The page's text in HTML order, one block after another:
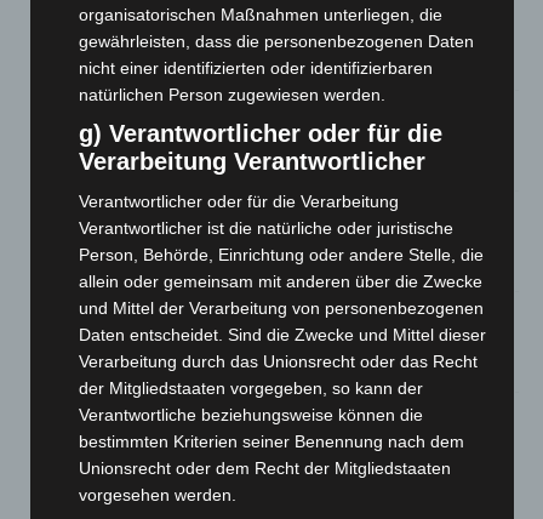
Hannover: Erste Tigermücken-Population in Niedersachsen
entdeckt
7. August 2026
eingedämmt
6. August 2026
Region Hannover: 21 neue Notfallsanitäter starten beim
Roten Kreuz
5. August 2026
Mann läuft mit Hockeyschläger über A7 – Polizei sucht
Zeugen
5. August 2026
Celle: Mensch stirbt bei Bagger-Unfall auf Baustelle
5. August 2026
organisatorischen Maßnahmen unterliegen, die
gewährleisten, dass die personenbezogenen Daten
nicht einer identifizierten oder identifizierbaren
natürlichen Person zugewiesen werden.
g) Verantwortlicher oder für die
Verarbeitung Verantwortlicher
Verantwortlicher oder für die Verarbeitung
Verantwortlicher ist die natürliche oder juristische
Person, Behörde, Einrichtung oder andere Stelle, die
allein oder gemeinsam mit anderen über die Zwecke
und Mittel der Verarbeitung von personenbezogenen
Daten entscheidet. Sind die Zwecke und Mittel dieser
Verarbeitung durch das Unionsrecht oder das Recht
der Mitgliedstaaten vorgegeben, so kann der
Verantwortliche beziehungsweise können die
bestimmten Kriterien seiner Benennung nach dem
Unionsrecht oder dem Recht der Mitgliedstaaten
vorgesehen werden.